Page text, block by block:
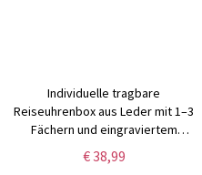
Individuelle tragbare
Reiseuhrenbox aus Leder mit 1–3
Fächern und eingraviertem
Monogramm,
Geburtstags-/Vatertags-/
€ 38,99